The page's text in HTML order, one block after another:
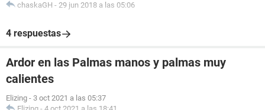
chaskaGH - 29 jun 2018 a las 05:06
4 respuestas
Ardor en las Palmas manos y palmas muy
calientes
Elizing - 3 oct 2021 a las 05:37